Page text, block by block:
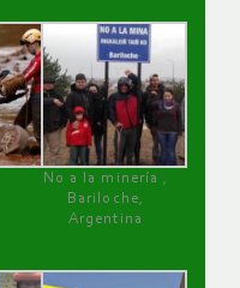
No a la minería ,
Bariloche,
Argentina